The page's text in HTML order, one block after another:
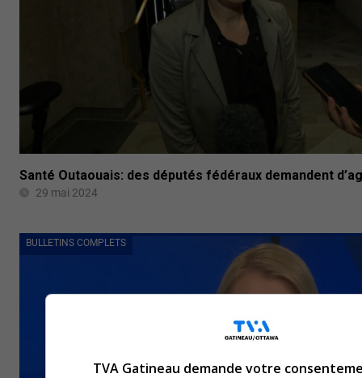
Santé Outaouais: des députés fédéraux demandent
29 mai 2024
BULLETINS COMPLETS
TVA Gatineau demande votre